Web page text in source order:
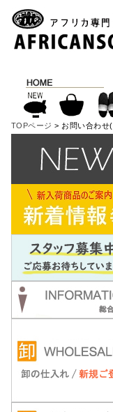
TOPページ > お問い合わせ